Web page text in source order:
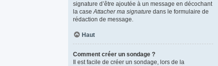
signature d’être ajoutée à un message en décochant
la caseAttacher ma signature dans le formulaire de
rédaction de message.
Haut
Comment créer un sondage ?
Il est facile de créer un sondage, lors de la